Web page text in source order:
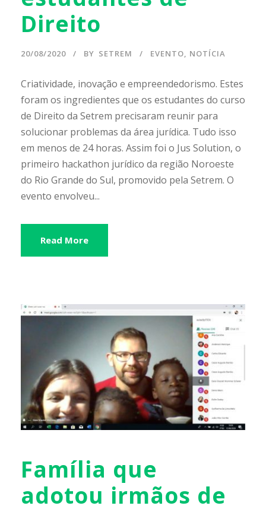
Direito
20/08/2020 BY SETREM EVENTO, NOTÍCIA
Criatividade, inovação e empreendedorismo. Estes
foram os ingredientes que os estudantes do curso
de Direito da Setrem precisaram reunir para
solucionar problemas da área jurídica. Tudo isso
em menos de 24 horas. Assim foi o Jus Solution, o
primeiro hackathon jurídico da região Noroeste
do Rio Grande do Sul, promovido pela Setrem. O
evento envolveu...
Read More
Família que
adotou irmãos de